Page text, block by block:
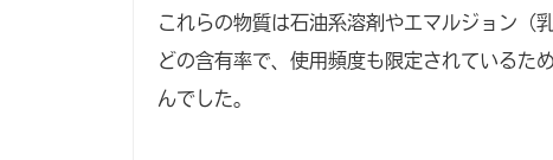
これらの物質は石油系溶剤やエマルジョン（
どの含有率で、使用頻度も限定されているた
んでした。